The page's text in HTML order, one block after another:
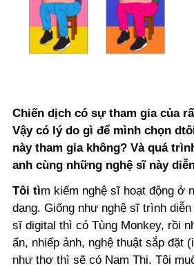
Chiến dịch có sự tham gia của
Vậy có lý do gì để mình chọn
này tham gia không? Và quá
anh cùng những nghệ sĩ này
Tôi tìm kiếm nghệ sĩ hoạt động ở
dạng. Giống như nghệ sĩ trình
sĩ digital thì có Tùng Monkey, rồi
ấn, nhiếp ảnh, nghệ thuật sắp đặt
như thơ thì sẽ có Nam Thi. Tôi